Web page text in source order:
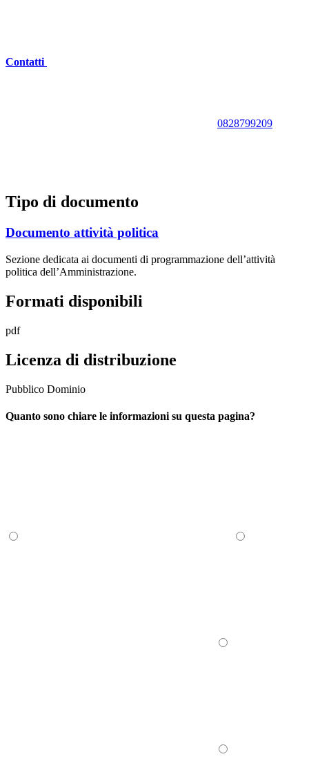
Contatti
0828799209
Tipo di documento
Documento attività politica
Sezione dedicata ai documenti di programmazione dell’attività
politica dell’Amministrazione.
Formati disponibili
pdf
Licenza di distribuzione
Pubblico Dominio
Quanto sono chiare le informazioni su questa pagina?